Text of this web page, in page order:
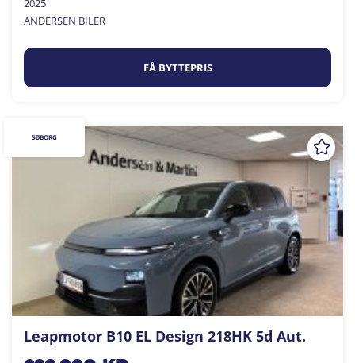
2025
ANDERSEN BILER
FÅ BYTTEPRIS
Leapmotor B10 EL Design 218HK 5d Aut.
SØBORG